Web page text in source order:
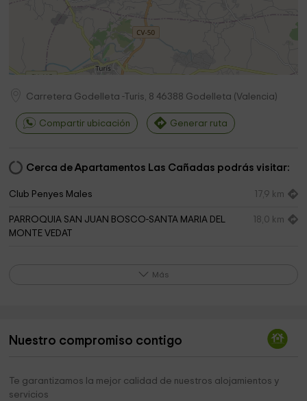
Carretera Godelleta -Turis, 8 46388 Godelleta (Valencia)
Compartir ubicación Generar ruta
Cerca de Apartamentos Las Cañadas podrás visitar:
Club Penyes Males 17,9 km
PARROQUIA SAN JUAN BOSCO-SANTA MARIA DEL
MONTE VEDAT
18,0 km
Iglesia Bautista Bíblica De Torrent 18,7 km
Ayuntamiento de Torrent 19,0 km
Más
Nuestro compromiso contigo
Te garantizamos la mejor calidad de nuestros alojamientos y
servicios